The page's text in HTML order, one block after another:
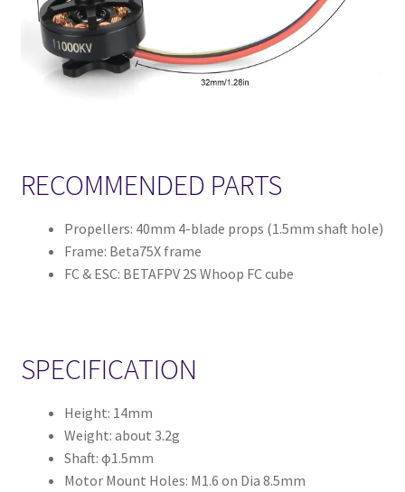
RECOMMENDED PARTS
Propellers: 40mm 4-blade props (1.5mm shaft hole)
Frame: Beta75X frame
FC & ESC: BETAFPV 2S Whoop FC cube
SPECIFICATION
Height: 14mm
Weight: about 3.2g
Shaft: φ1.5mm
Motor Mount Holes: M1.6 on Dia 8.5mm